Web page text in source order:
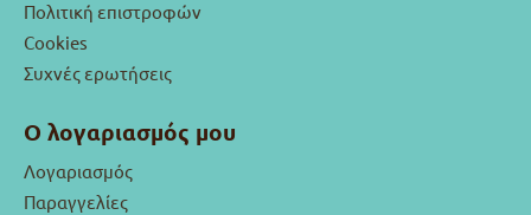
Πολιτική επιστροφών
Cookies
Συχνές ερωτήσεις
Ο λογαριασμός μου
Λογαριασμός
Παραγγελίες